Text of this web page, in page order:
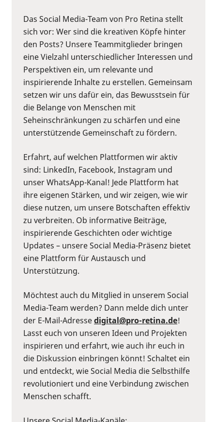
Das Social Media-Team von Pro Retina stellt
sich vor: Wer sind die kreativen Köpfe hinter
den Posts? Unsere Teammitglieder bringen
eine Vielzahl unterschiedlicher Interessen und
Perspektiven ein, um relevante und
inspirierende Inhalte zu erstellen. Gemeinsam
setzen wir uns dafür ein, das Bewusstsein für
die Belange von Menschen mit
Seheinschränkungen zu schärfen und eine
unterstützende Gemeinschaft zu fördern.
Erfahrt, auf welchen Plattformen wir aktiv
sind: LinkedIn, Facebook, Instagram und
unser WhatsApp-Kanal! Jede Plattform hat
ihre eigenen Stärken, und wir zeigen, wie wir
diese nutzen, um unsere Botschaften effektiv
zu verbreiten. Ob informative Beiträge,
inspirierende Geschichten oder wichtige
Updates – unsere Social Media-Präsenz bietet
eine Plattform für Austausch und
Unterstützung.
Möchtest auch du Mitglied in unserem Social
Media-Team werden? Dann melde dich unter
der E-Mail-Adressedigital@pro-retina.de!
Lasst euch von unseren Ideen und Projekten
inspirieren und erfahrt, wie auch ihr euch in
die Diskussion einbringen könnt! Schaltet ein
und entdeckt, wie Social Media die Selbsthilfe
revolutioniert und eine Verbindung zwischen
Menschen schafft.